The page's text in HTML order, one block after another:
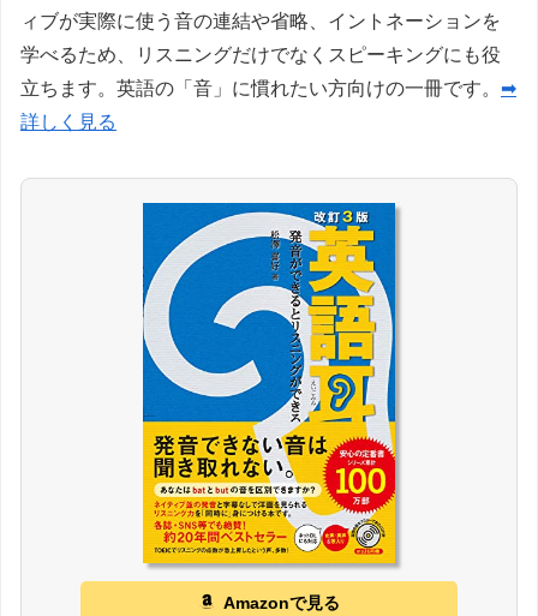
ィブが実際に使う音の連結や省略、イントネーションを
学べるため、リスニングだけでなくスピーキングにも役
立ちます。英語の「音」に慣れたい方向けの一冊です。 ➡
詳しく見る
Amazonで見る